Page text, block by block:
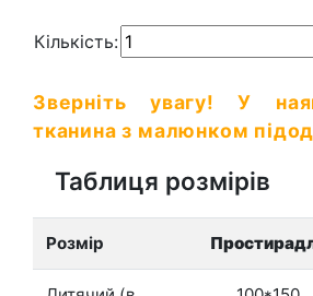
Кількість:
Зверніть увагу! У
тканина з малюнком
Таблиця розмірів
Розмір